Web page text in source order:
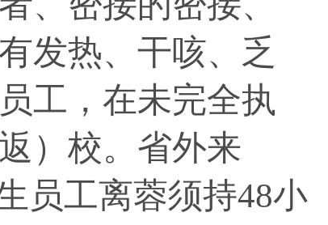
发热、干咳、乏
工，在未完全执
）校。省外来
员工离蓉须持48小